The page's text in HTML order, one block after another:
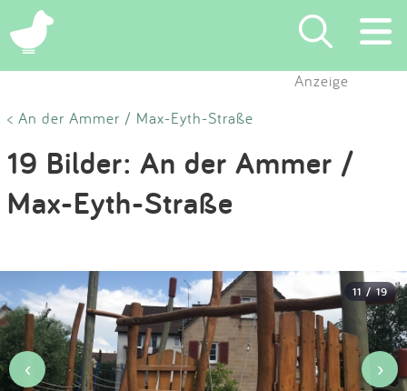
×
Suchen
Eintragen
App
Blog
Partner
Kontakt
Anzeige
< An der Ammer / Max-Eyth-Straße
19 Bilder: An der Ammer /
Max-Eyth-Straße
11 / 19
‹ ›